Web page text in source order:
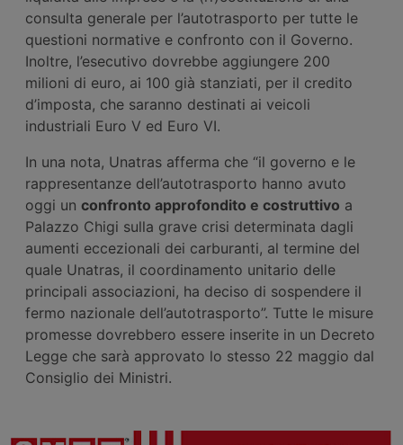
consulta generale per l’autotrasporto per tutte le
questioni normative e confronto con il Governo.
Inoltre, l’esecutivo dovrebbe aggiungere 200
milioni di euro, ai 100 già stanziati, per il credito
d’imposta, che saranno destinati ai veicoli
industriali Euro V ed Euro VI.
In una nota, Unatras afferma che “il governo e le
rappresentanze dell’autotrasporto hanno avuto
oggi un confronto approfondito e costruttivo a
Palazzo Chigi sulla grave crisi determinata dagli
aumenti eccezionali dei carburanti, al termine del
quale Unatras, il coordinamento unitario delle
principali associazioni, ha deciso di sospendere il
fermo nazionale dell’autotrasporto”. Tutte le misure
promesse dovrebbero essere inserite in un Decreto
Legge che sarà approvato lo stesso 22 maggio dal
Consiglio dei Ministri.